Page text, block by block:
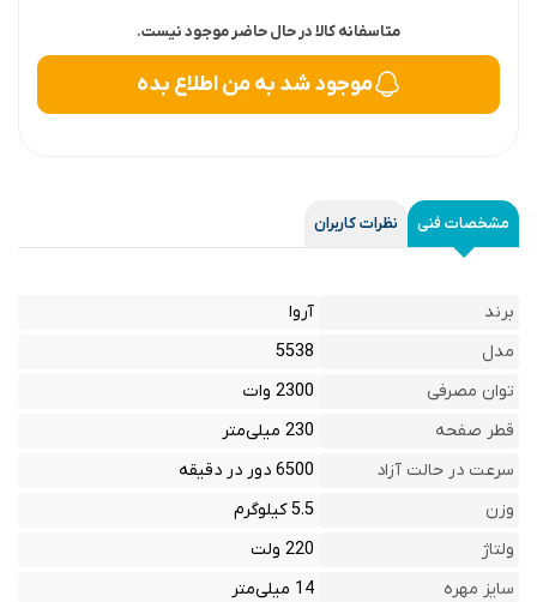
متاسفانه کالا در حال حاضر موجود نیست.
موجود شد به من اطلاع بده
مشخصات فنی نظرات کاربران
برند
آروا
مدل
5538
توان مصرفی
2300 وات
قطر صفحه
230 میلی‌متر
سرعت در حالت آزاد
6500 دور در دقیقه
وزن
5.5 کیلوگرم
ولتاژ
220 ولت
سایز مهره
14 میلی‌متر